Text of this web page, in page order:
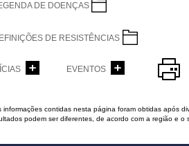
DE DOENÇAS
DE RESISTÊNCIAS
EVENTOS
informações contidas nesta página foram obtidas após
podem ser diferentes, de acordo com a região e o